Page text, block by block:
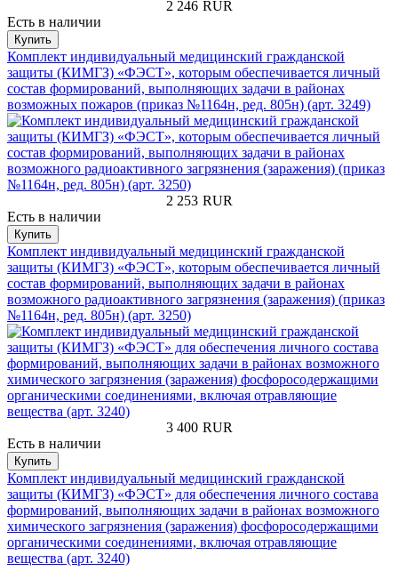
2 246 RUR
Есть в наличии
Купить
Комплект индивидуальный медицинский гражданской
защиты (КИМГЗ) «ФЭСТ», которым обеспечивается личный
состав формирований, выполняющих задачи в районах
возможных пожаров (приказ №1164н, ред. 805н) (арт. 3249)
2 253 RUR
Есть в наличии
Купить
Комплект индивидуальный медицинский гражданской
защиты (КИМГЗ) «ФЭСТ», которым обеспечивается личный
состав формирований, выполняющих задачи в районах
возможного радиоактивного загрязнения (заражения) (приказ
№1164н, ред. 805н) (арт. 3250)
3 400 RUR
Есть в наличии
Купить
Комплект индивидуальный медицинский гражданской
защиты (КИМГЗ) «ФЭСТ» для обеспечения личного состава
формирований, выполняющих задачи в районах возможного
химического загрязнения (заражения) фосфоросодержащими
органическими соединениями, включая отравляющие
вещества (арт. 3240)